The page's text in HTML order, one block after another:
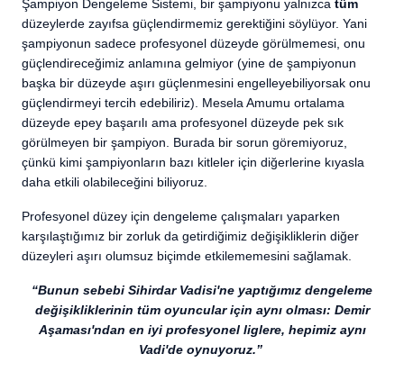
Şampiyon Dengeleme Sistemi, bir şampiyonu yalnızca tüm
düzeylerde zayıfsa güçlendirmemiz gerektiğini söylüyor. Yani
şampiyonun sadece profesyonel düzeyde görülmemesi, onu
güçlendireceğimiz anlamına gelmiyor (yine de şampiyonun
başka bir düzeyde aşırı güçlenmesini engelleyebiliyorsak onu
güçlendirmeyi tercih edebiliriz). Mesela Amumu ortalama
düzeyde epey başarılı ama profesyonel düzeyde pek sık
görülmeyen bir şampiyon. Burada bir sorun göremiyoruz,
çünkü kimi şampiyonların bazı kitleler için diğerlerine kıyasla
daha etkili olabileceğini biliyoruz.
Profesyonel düzey için dengeleme çalışmaları yaparken
karşılaştığımız bir zorluk da getirdiğimiz değişikliklerin diğer
düzeyleri aşırı olumsuz biçimde etkilememesini sağlamak.
“Bunun sebebi Sihirdar Vadisi'ne yaptığımız dengeleme
değişikliklerinin tüm oyuncular için aynı olması: Demir
Aşaması'ndan en iyi profesyonel liglere, hepimiz aynı
Vadi'de oynuyoruz.”